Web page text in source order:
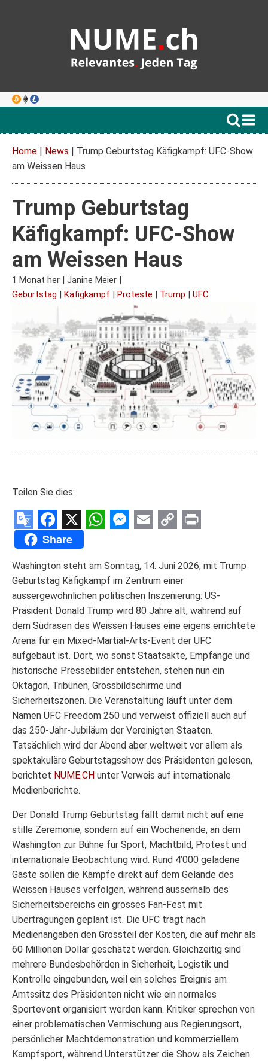
Home | News | Trump Geburtstag Käfigkampf: UFC-Show
am Weissen Haus
Trump Geburtstag
Käfigkampf: UFC-Show
am Weissen Haus
1 Monat her | Janine Meier |
Geburtstag | Käfigkampf | Proteste | Trump | UFC
Teilen Sie dies:
Google
Translate
Facebook
X
Link
Share
Washington steht am Sonntag, 14. Juni 2026, mit Trump
Geburtstag Käfigkampf im Zentrum einer
aussergewöhnlichen politischen Inszenierung: US-
Präsident Donald Trump wird 80 Jahre alt, während auf
dem Südrasen des Weissen Hauses eine eigens errichtete
Arena für ein Mixed-Martial-Arts-Event der UFC
aufgebaut ist. Dort, wo sonst Staatsakte, Empfänge und
historische Pressebilder entstehen, stehen nun ein
Oktagon, Tribünen, Grossbildschirme und
Sicherheitszonen. Die Veranstaltung läuft unter dem
Namen UFC Freedom 250 und verweist offiziell auch auf
das 250-Jahr-Jubiläum der Vereinigten Staaten.
Tatsächlich wird der Abend aber weltweit vor allem als
spektakuläre Geburtstagsshow des Präsidenten gelesen,
berichtet NUME.CH unter Verweis auf internationale
Medienberichte.
Der Donald Trump Geburtstag fällt damit nicht auf eine
stille Zeremonie, sondern auf ein Wochenende, an dem
Washington zur Bühne für Sport, Machtbild, Protest und
internationale Beobachtung wird. Rund 4’000 geladene
Gäste sollen die Kämpfe direkt auf dem Gelände des
Weissen Hauses verfolgen, während ausserhalb des
Sicherheitsbereichs ein grosses Fan-Fest mit
Übertragungen geplant ist. Die UFC trägt nach
Medienangaben den Grossteil der Kosten, die auf mehr als
60 Millionen Dollar geschätzt werden. Gleichzeitig sind
mehrere Bundesbehörden in Sicherheit, Logistik und
Kontrolle eingebunden, weil ein solches Ereignis am
Amtssitz des Präsidenten nicht wie ein normales
Sportevent organisiert werden kann. Kritiker sprechen von
einer problematischen Vermischung aus Regierungsort,
persönlicher Machtdemonstration und kommerziellem
Kampfsport, während Unterstützer die Show als Zeichen